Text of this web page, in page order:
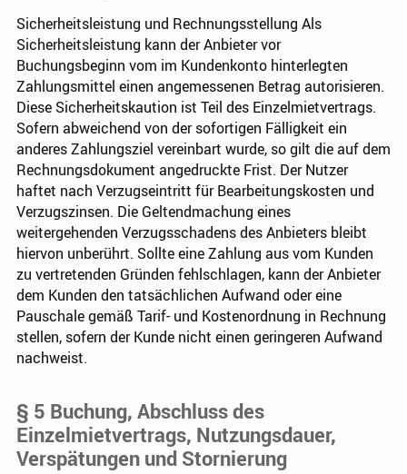
Sicherheitsleistung und Rechnungsstellung Als
Sicherheitsleistung kann der Anbieter vor
Buchungsbeginn vom im Kundenkonto hinterlegten
Zahlungsmittel einen angemessenen Betrag autorisieren.
Diese Sicherheitskaution ist Teil des Einzelmietvertrags.
Sofern abweichend von der sofortigen Fälligkeit ein
anderes Zahlungsziel vereinbart wurde, so gilt die auf dem
Rechnungsdokument angedruckte Frist. Der Nutzer
haftet nach Verzugseintritt für Bearbeitungskosten und
Verzugszinsen. Die Geltendmachung eines
weitergehenden Verzugsschadens des Anbieters bleibt
hiervon unberührt. Sollte eine Zahlung aus vom Kunden
zu vertretenden Gründen fehlschlagen, kann der Anbieter
dem Kunden den tatsächlichen Aufwand oder eine
Pauschale gemäß Tarif- und Kostenordnung in Rechnung
stellen, sofern der Kunde nicht einen geringeren Aufwand
nachweist.
§ 5 Buchung, Abschluss des
Einzelmietvertrags, Nutzungsdauer,
Verspätungen und Stornierung